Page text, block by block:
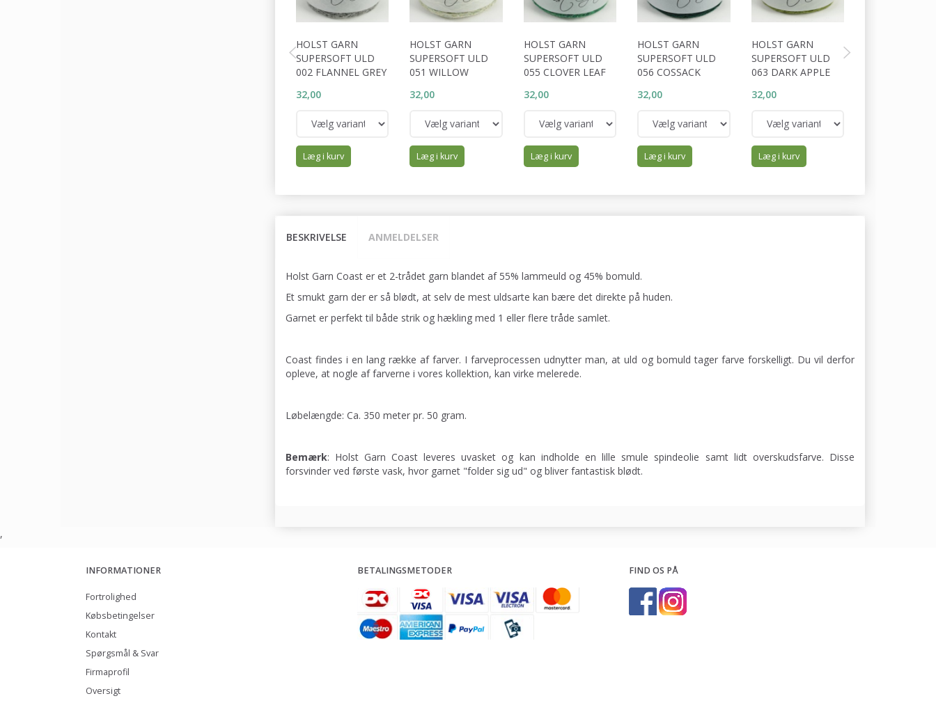
HOLST GARN
SUPERSOFT ULD
002 FLANNEL GREY
32,00
Læg i kurv
HOLST GARN
SUPERSOFT ULD
051 WILLOW
32,00
Læg i kurv
HOLST GARN
SUPERSOFT ULD
055 CLOVER LEAF
32,00
Læg i kurv
HOLST GARN
SUPERSOFT ULD
056 COSSACK
32,00
Læg i kurv
HOLST GARN
SUPERSOFT ULD
063 DARK APPLE
32,00
Læg i kurv
BESKRIVELSE ANMELDELSER
Holst Garn Coast er et 2-trådet garn blandet af 55% lammeuld og 45% bomuld.
Et smukt garn der er så blødt, at selv de mest uldsarte kan bære det direkte på huden.
Garnet er perfekt til både strik og hækling med 1 eller flere tråde samlet.
Coast findes i en lang række af farver. I farveprocessen udnytter man, at uld og bomuld tager farve forskelligt. Du vil derfor
opleve, at nogle af farverne i vores kollektion, kan virke melerede.
Løbelængde: Ca. 350 meter pr. 50 gram.
Bemærk: Holst Garn Coast leveres uvasket og kan indholde en lille smule spindeolie samt lidt overskudsfarve. Disse
forsvinder ved første vask, hvor garnet "folder sig ud" og bliver fantastisk blødt.
,
INFORMATIONER
Fortrolighed
Købsbetingelser
Kontakt
Spørgsmål & Svar
Firmaprofil
Oversigt
BETALINGSMETODER FIND OS PÅ